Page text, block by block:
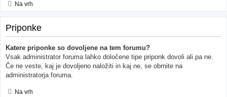
Na vrh
Priponke
Katere priponke so dovoljene na tem forumu?
Vsak administrator foruma lahko določene tipe priponk dovoli ali pa ne.
Če ne veste, kaj je dovoljeno naložiti in kaj ne, se obrnite na
administratorja foruma.
Na vrh